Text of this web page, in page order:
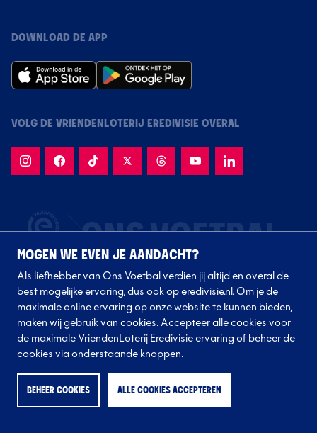
DOWNLOAD DE APP
VOLG DE VRIENDENLOTERIJ EREDIVISIE OVERAL
Volg onze clubs
MOGEN WE EVEN JE AANDACHT?
Als liefhebber van Ons Voetbal verdien jij altijd en overal de
best mogelijke ervaring, dus ook op eredivisie.nl. Om je de
maximale online ervaring op onze website te kunnen bieden,
maken wij gebruik van cookies. Accepteer alle cookies voor
de maximale VriendenLoterij Eredivisie ervaring of beheer de
cookies via onderstaande knoppen.
BEHEER COOKIES ALLE COOKIES ACCEPTEREN